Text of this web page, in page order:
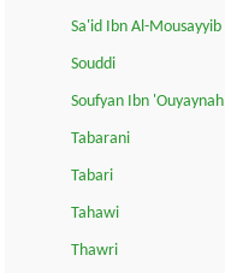
Sa'id Ibn Al-Mousayyib
Souddi
Soufyan Ibn 'Ouyaynah
Tabarani
Tabari
Tahawi
Thawri